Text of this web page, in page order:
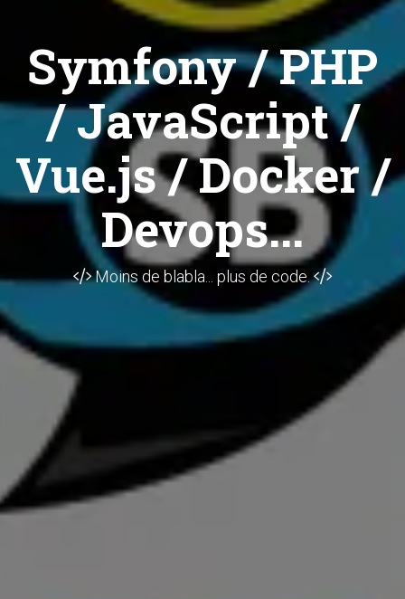
Symfony / PHP
/ JavaScript /
Vue.js / Docker /
Devops...
Moins de blabla... plus de code.